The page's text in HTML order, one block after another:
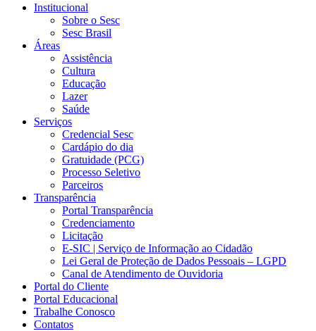
Institucional
Sobre o Sesc
Sesc Brasil
Áreas
Assistência
Cultura
Educação
Lazer
Saúde
Serviços
Credencial Sesc
Cardápio do dia
Gratuidade (PCG)
Processo Seletivo
Parceiros
Transparência
Portal Transparência
Credenciamento
Licitação
E-SIC | Serviço de Informação ao Cidadão
Lei Geral de Proteção de Dados Pessoais – LGPD
Canal de Atendimento de Ouvidoria
Portal do Cliente
Portal Educacional
Trabalhe Conosco
Contatos